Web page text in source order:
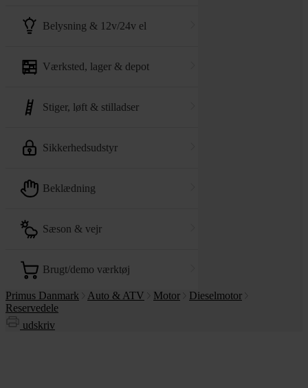
belysning & 12v/24v el
værksted, lager & depot
stiger, løft & stilladser
sikkerhedsudstyr
beklædning
sæson & vejr
brugt/demo værktøj
Primus Danmark Auto & ATV Motor
Dieselmotor
Reservedele
udskriv